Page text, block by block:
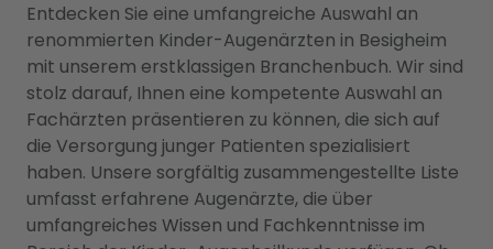
Entdecken Sie eine umfangreiche Auswahl an
renommierten Kinder-Augenärzten in Besigheim
mit unserem erstklassigen Branchenbuch. Wir sind
stolz darauf, Ihnen eine kompetente Auswahl an
Fachärzten präsentieren zu können, die sich auf
die Versorgung junger Patienten spezialisiert
haben. Unsere sorgfältig zusammengestellte Liste
umfasst erfahrene Augenärzte, die über
umfangreiches Wissen und Fachkenntnisse im